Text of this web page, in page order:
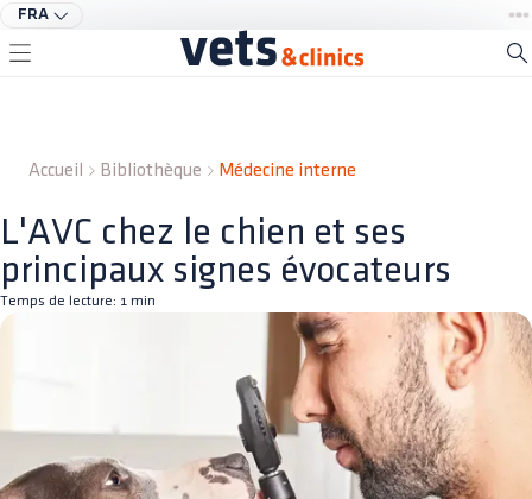
FRA
Accueil Bibliothèque Médecine interne
L'AVC chez le chien et ses
principaux signes évocateurs
Temps de lecture: 1 min